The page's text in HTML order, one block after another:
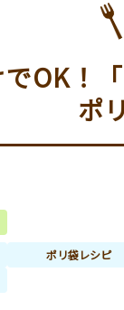
OK！
ポ
ポリ袋レシピ